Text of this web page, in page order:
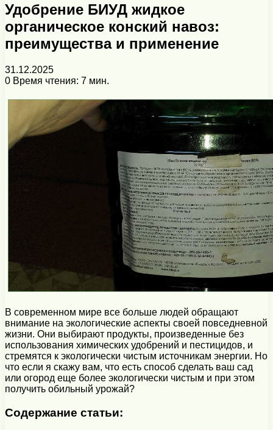
Удобрение БИУД жидкое
органическое конский навоз:
преимущества и применение
31.12.2025
0 Время чтения: 7 мин.
В современном мире все больше людей обращают
внимание на экологические аспекты своей повседневной
жизни. Они выбирают продукты, произведенные без
использования химических удобрений и пестицидов, и
стремятся к экологически чистым источникам энергии. Но
что если я скажу вам, что есть способ сделать ваш сад
или огород еще более экологически чистым и при этом
получить обильный урожай?
Содержание статьи: